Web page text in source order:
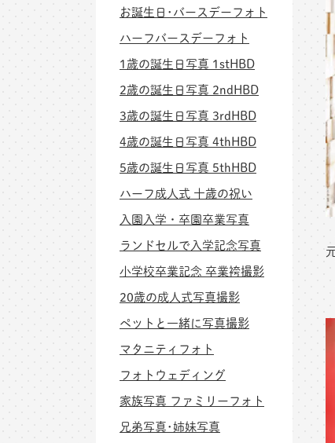
お誕生日･バースデーフォト
ハーフバースデーフォト
1歳の誕生日写真 1stHBD
2歳の誕生日写真 2ndHBD
3歳の誕生日写真 3rdHBD
4歳の誕生日写真 4thHBD
5歳の誕生日写真 5thHBD
ハーフ成人式 十歳の祝い
入園入学・卒園卒業写真
ランドセルで入学記念写真
小学校卒業記念 卒業袴撮影
20歳の成人式写真撮影
ペットと一緒に写真撮影
マタニティフォト
フォトウェディング
家族写真 ファミリーフォト
兄弟写真･姉妹写真